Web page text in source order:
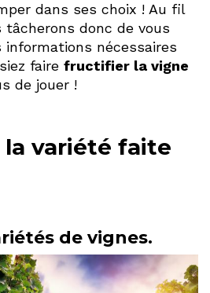
dans ses choix ! Au fil
donc de vous
nécessaires
faire fructifier la vigne
de jouer !
variété faite
de vignes.